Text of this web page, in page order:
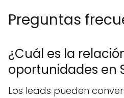
Preguntas
¿Cuál es la
oportunidades en
Los leads pueden